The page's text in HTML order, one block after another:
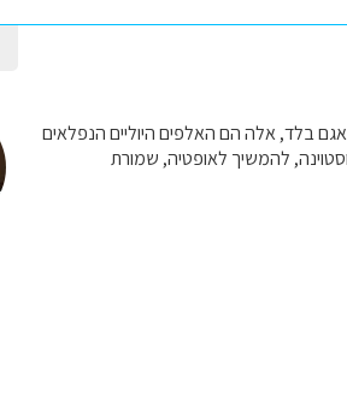
אגם בלד, אלה הם האלפים היוליים הנפלאים
להמשיך לאופטיה, שמורת